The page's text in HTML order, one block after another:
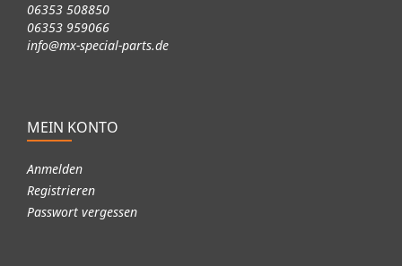
06353 508850
06353 959066
info@mx-special-parts.de
MEIN KONTO
Anmelden
Registrieren
Passwort vergessen